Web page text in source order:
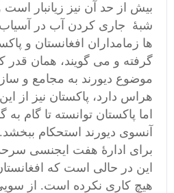
بیش از حد آن نیز زیانبار
شبۀ جاری کردن آب در
ها زمامداران افغانستان و
گرفته و می گویند، همان قدر
موضوع دیورند به مجامع و
هراس دارد، پاکستان نیز از
اما پاکستان توانسته تا گام
آنسوی دیورند استحکام
برای ادارۀ هفت ایجنسی
این در حالی است که
هیچ کاری نکرده است. از